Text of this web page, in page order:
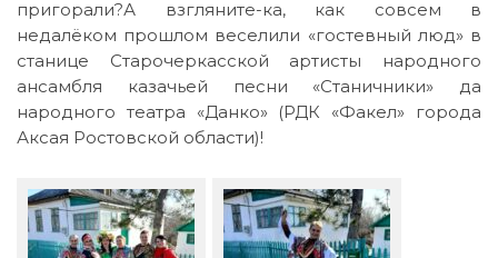
пригорали?А взгляните-ка, как совсем в
недалёком прошлом веселили «гостевный люд» в
станице Старочеркасской артисты народного
ансамбля казачьей песни «Станичники» да
народного театра «Данко» (РДК «Факел» города
Аксая Ростовской области)!